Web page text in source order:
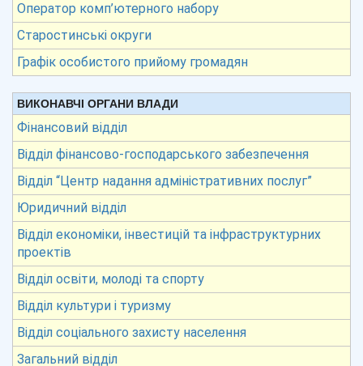
Оператор комп’ютерного набору
Старостинські округи
Графік особистого прийому громадян
ВИКОНАВЧІ ОРГАНИ ВЛАДИ
Фінансовий відділ
Відділ фінансово-господарського забезпечення
Відділ “Центр надання адміністративних послуг”
Юридичний відділ
Відділ економіки, інвестицій та інфраструктурних
проектів
Відділ освіти, молоді та спорту
Відділ культури і туризму
Відділ соціального захисту населення
Загальний відділ